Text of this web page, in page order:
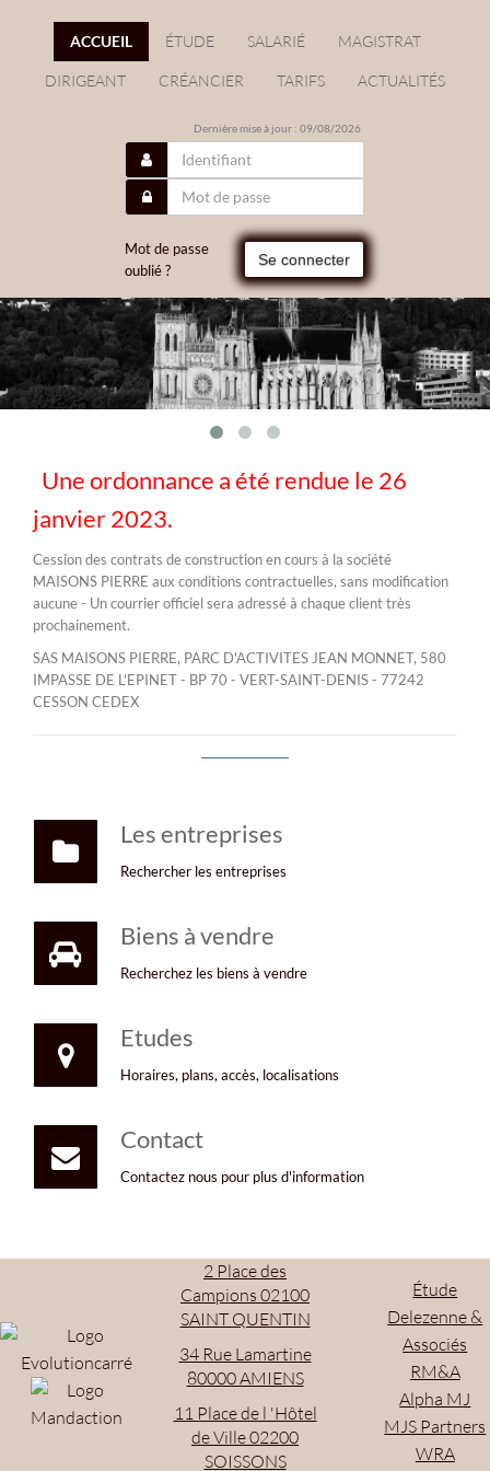
ACCUEIL ÉTUDE SALARIÉ MAGISTRAT
DIRIGEANT CRÉANCIER TARIFS ACTUALITÉS
Dernière mise à jour : 09/08/2026
Mot de passe
oublié ?
Se connecter
Une ordonnance a été rendue le 26
janvier 2023.
Cession des contrats de construction en cours à la société
MAISONS PIERRE aux conditions contractuelles, sans modification
aucune - Un courrier officiel sera adressé à chaque client très
prochainement.
SAS MAISONS PIERRE, PARC D'ACTIVITES JEAN MONNET, 580
IMPASSE DE L'EPINET - BP 70 - VERT-SAINT-DENIS - 77242
CESSON CEDEX
Les entreprises
Rechercher les entreprises
Biens à vendre
Recherchez les biens à vendre
Etudes
Horaires, plans, accès, localisations
Contact
Contactez nous pour plus d'information
2 Place des
Campions 02100
SAINT QUENTIN
34 Rue Lamartine
80000 AMIENS
11 Place de l 'Hôtel
de Ville 02200
SOISSONS
Étude
Delezenne &
Associés
RM&A
Alpha MJ
MJS Partners
WRA